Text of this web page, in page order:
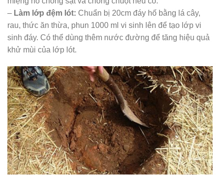
– Làm lớp đệm lót: Chuẩn bị 20cm đáy hố bằng lá cây,
rau, thức ăn thừa, phun 1000 ml vi sinh lên để tạo lớp vi
sinh đáy. Có thể dùng thêm nước đường để tăng hiệu quả
khử mùi của lớp lót.